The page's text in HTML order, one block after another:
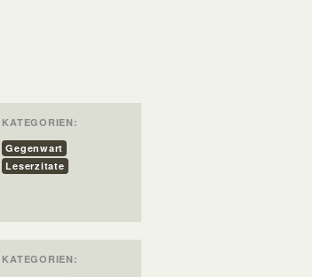
KATEGORIEN:
Gegenwart
Leserzitate
KATEGORIEN: